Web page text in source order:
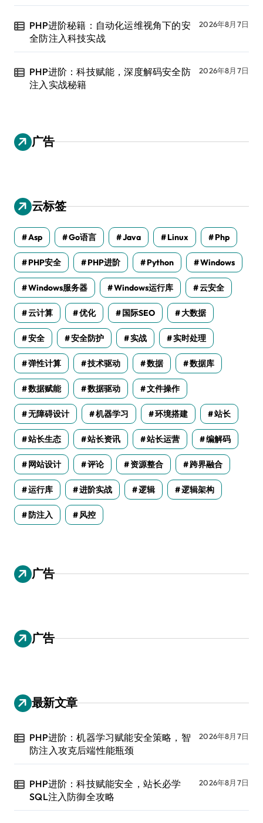
PHP进阶秘籍：自动化运维视角下的安
全防注入科技实战
2026年8月7日
PHP进阶：科技赋能，深度解码安全防
注入实战秘籍
2026年8月7日
广告
云标签
Asp Go语言 Java Linux Php
PHP安全 PHP进阶 Python Windows
Windows服务器 Windows运行库 云安全
云计算 优化 国际SEO 大数据
安全 安全防护 实战 实时处理
弹性计算 技术驱动 数据 数据库
数据赋能 数据驱动 文件操作
无障碍设计 机器学习 环境搭建 站长
站长生态 站长资讯 站长运营 编解码
网站设计 评论 资源整合 跨界融合
运行库 进阶实战 逻辑 逻辑架构
防注入 风控
广告
广告
最新文章
PHP进阶：机器学习赋能安全策略，智
防注入攻克后端性能瓶颈
2026年8月7日
PHP进阶：科技赋能安全，站长必学
SQL注入防御全攻略
2026年8月7日